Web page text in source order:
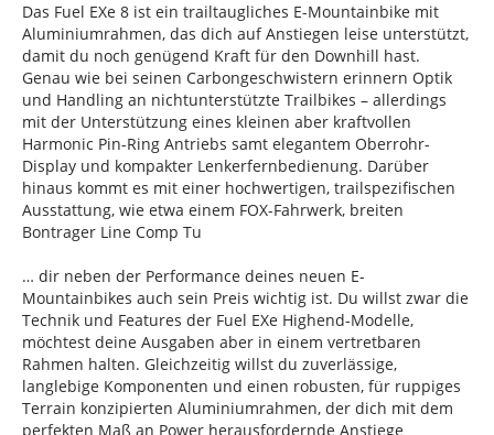
Das Fuel EXe 8 ist ein trailtaugliches E-Mountainbike mit
Aluminiumrahmen, das dich auf Anstiegen leise unterstützt,
damit du noch genügend Kraft für den Downhill hast.
Genau wie bei seinen Carbongeschwistern erinnern Optik
und Handling an nichtunterstützte Trailbikes – allerdings
mit der Unterstützung eines kleinen aber kraftvollen
Harmonic Pin-Ring Antriebs samt elegantem Oberrohr-
Display und kompakter Lenkerfernbedienung. Darüber
hinaus kommt es mit einer hochwertigen, trailspezifischen
Ausstattung, wie etwa einem FOX-Fahrwerk, breiten
Bontrager Line Comp Tu
… dir neben der Performance deines neuen E-
Mountainbikes auch sein Preis wichtig ist. Du willst zwar die
Technik und Features der Fuel EXe Highend-Modelle,
möchtest deine Ausgaben aber in einem vertretbaren
Rahmen halten. Gleichzeitig willst du zuverlässige,
langlebige Komponenten und einen robusten, für ruppiges
Terrain konzipierten Aluminiumrahmen, der dich mit dem
perfekten Maß an Power herausfordernde Anstiege